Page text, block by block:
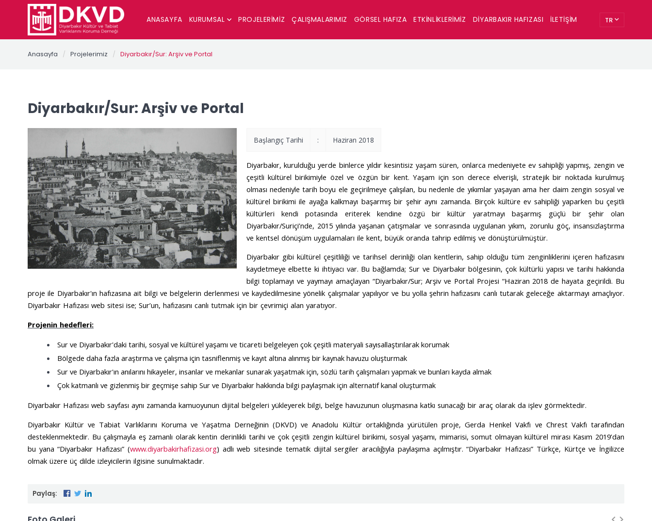
ANASAYFA KURUMSAL PROJELERIMIZ ÇALIŞMALARIMIZ GÖRSEL HAFIZA ETKINLIKLERIMIZ DIYARBAKIR HAFIZASI İLETIŞIM TR
Anasayfa / Projelerimiz / Diyarbakır/Sur: Arşiv ve Portal
Diyarbakır/Sur: Arşiv ve Portal
Başlangıç Tarihi : Haziran 2018
Diyarbakır, kurulduğu yerde binlerce yıldır kesintisiz yaşam süren, onlarca medeniyete ev sahipliği yapmış, zengin ve
çeşitli kültürel birikimiyle özel ve özgün bir kent. Yaşam için son derece elverişli, stratejik bir noktada kurulmuş
olması nedeniyle tarih boyu ele geçirilmeye çalışılan, bu nedenle de yıkımlar yaşayan ama her daim zengin sosyal ve
kültürel birikimi ile ayağa kalkmayı başarmış bir şehir aynı zamanda. Birçok kültüre ev sahipliği yaparken bu çeşitli
kültürleri kendi potasında eriterek kendine özgü bir kültür yaratmayı başarmış güçlü bir şehir olan
Diyarbakır/Suriçi’nde, 2015 yılında yaşanan çatışmalar ve sonrasında uygulanan yıkım, zorunlu göç, insansızlaştırma
ve kentsel dönüşüm uygulamaları ile kent, büyük oranda tahrip edilmiş ve dönüştürülmüştür.
Diyarbakır gibi kültürel çeşitliliği ve tarihsel derinliği olan kentlerin, sahip olduğu tüm zenginliklerini içeren hafızasını
kaydetmeye elbette ki ihtiyacı var. Bu bağlamda; Sur ve Diyarbakır bölgesinin, çok kültürlü yapısı ve tarihi hakkında
bilgi toplamayı ve yaymayı amaçlayan “Diyarbakır/Sur; Arşiv ve Portal Projesi “Haziran 2018 de hayata geçirildi. Bu
proje ile Diyarbakır'ın hafızasına ait bilgi ve belgelerin derlenmesi ve kaydedilmesine yönelik çalışmalar yapılıyor ve bu yolla şehrin hafızasını canlı tutarak geleceğe aktarmayı amaçlıyor.
Diyarbakır Hafızası web sitesi ise; Sur’un, hafızasını canlı tutmak için bir çevrimiçi alan yaratıyor.
Projenin hedefleri:
Sur ve Diyarbakır'daki tarihi, sosyal ve kültürel yaşamı ve ticareti belgeleyen çok çeşitli materyali sayısallaştırılarak korumak
Bölgede daha fazla araştırma ve çalışma için tasniflenmiş ve kayıt altına alınmış bir kaynak havuzu oluşturmak
Sur ve Diyarbakır'ın anılarını hikayeler, insanlar ve mekanlar sunarak yaşatmak için, sözlü tarih çalışmaları yapmak ve bunları kayda almak
Çok katmanlı ve gizlenmiş bir geçmişe sahip Sur ve Diyarbakır hakkında bilgi paylaşmak için alternatif kanal oluşturmak
Diyarbakır Hafızası web sayfası aynı zamanda kamuoyunun dijital belgeleri yükleyerek bilgi, belge havuzunun oluşmasına katkı sunacağı bir araç olarak da işlev görmektedir.
Diyarbakır Kültür ve Tabiat Varlıklarını Koruma ve Yaşatma Derneğinin (DKVD) ve Anadolu Kültür ortaklığında yürütülen proje, Gerda Henkel Vakfı ve Chrest Vakfı tarafından
desteklenmektedir. Bu çalışmayla eş zamanlı olarak kentin derinlikli tarihi ve çok çeşitli zengin kültürel birikimi, sosyal yaşamı, mimarisi, somut olmayan kültürel mirası Kasım 2019’dan
bu yana “Diyarbakır Hafızası” (www.diyarbakirhafizasi.org) adlı web sitesinde tematik dijital sergiler aracılığıyla paylaşıma açılmıştır. “Diyarbakır Hafızası” Türkçe, Kürtçe ve İngilizce
olmak üzere üç dilde izleyicilerin ilgisine sunulmaktadır.
Paylaş: